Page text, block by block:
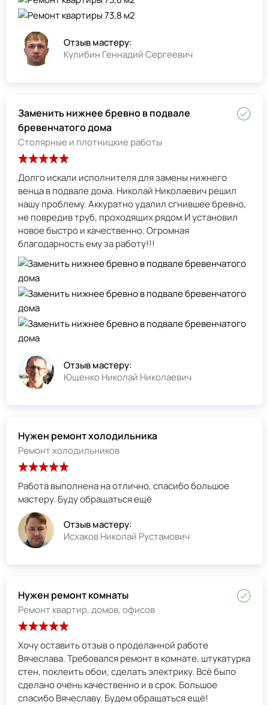
Отзыв мастеру:
Кулибин Геннадий Сергеевич
Заменить нижнее бревно в подвале
бревенчатого дома
Столярные и плотницкие работы
Долго искали исполнителя для замены нижнего
венца в подвале дома. Николай Николаевич решил
нашу проблему. Аккуратно удалил сгнившее бревно,
не повредив труб, проходящих рядом.И установил
новое быстро и качественно. Огромная
благодарность ему за работу!!!
Отзыв мастеру:
Ющенко Николай Николаевич
Нужен ремонт холодильника
Ремонт холодильников
Работа выполнена на отлично, спасибо большое
мастеру. Буду обращаться ещё
Отзыв мастеру:
Исхаков Николай Рустамович
Нужен ремонт комнаты
Ремонт квартир, домов, офисов
Хочу оставить отзыв о проделанной работе
Вячеслава. Требовался ремонт в комнате, штукатурка
стен, поклеить обои, сделать электрику. Всё было
сделано очень качественно и в срок. Большое
спасибо Вячеславу. Будем обращаться ещё!